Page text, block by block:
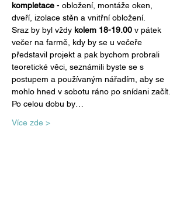
kompletace - obložení, montáže oken,
dveří, izolace stěn a vnitřní obložení.
Sraz by byl vždy kolem 18-19.00 v pátek
večer na farmě, kdy by se u večeře
představil projekt a pak bychom probrali
teoretické věci, seznámili byste se s
postupem a používaným nářadím, aby se
mohlo hned v sobotu ráno po snídani začít.
Po celou dobu by…
Více zde >